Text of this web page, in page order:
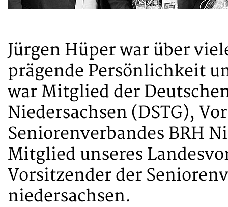
Jürgen Hüper war über
prägende Persönlichkeit
war Mitglied der
Niedersachsen (DSTG),
Seniorenverbandes BRH
Mitglied unseres
Vorsitzender der
niedersachsen.